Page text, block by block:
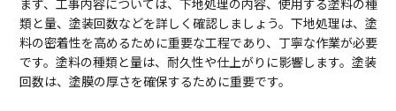
類と量、塗装回数などを詳しく確認しましょう。下地処理は、塗
料の密着性を高めるために重要な工程であり、丁寧な作業が必要
です。塗料の種類と量は、耐久性や仕上がりに影響します。塗装
回数は、塗膜の厚さを確保するために重要です。